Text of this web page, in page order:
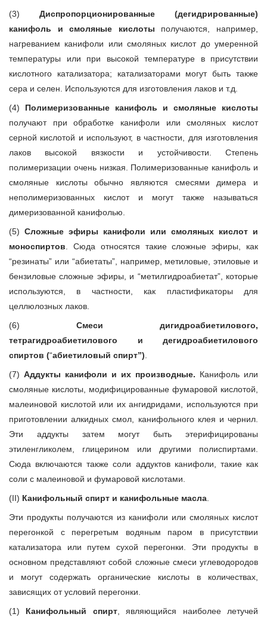
(3) Диспропорционированные (дегидрированные)
канифоль и смоляные кислоты получаются, например,
нагреванием канифоли или смоляных кислот до умеренной
температуры или при высокой температуре в присутствии
кислотного катализатора; катализаторами могут быть также
сера и селен. Используются для изготовления лаков и т.д.
(4) Полимеризованные канифоль и смоляные кислоты
получают при обработке канифоли или смоляных кислот
серной кислотой и используют, в частности, для изготовления
лаков высокой вязкости и устойчивости. Степень
полимеризации очень низкая. Полимеризованные канифоль и
смоляные кислоты обычно являются смесями димера и
неполимеризованных кислот и могут также называться
димеризованной канифолью.
(5) Сложные эфиры канифоли или смоляных кислот и
моноспиртов . Сюда относятся такие сложные эфиры, как
“резинаты” или “абиетаты”, например, метиловые, этиловые и
бензиловые сложные эфиры, и “метилгидроабиетат”, которые
используются, в частности, как пластификаторы для
целлюлозных лаков.
(6) Смеси дигидроабиетилового,
тетрагидроабиетилового и дегидроабиетилового
спиртов (“абиетиловый спирт”)
(7) Аддукты канифоли и их производные. Канифоль или
смоляные кислоты, модифицированные фумаровой кислотой,
малеиновой кислотой или их ангидридами, используются при
приготовлении алкидных смол, канифольного клея и чернил.
Эти аддукты затем могут быть этерифицированы
этиленгликолем, глицерином или другими полиспиртами.
Сюда включаются также соли аддуктов канифоли, такие как
соли с малеиновой и фумаровой кислотами.
(II) Канифольный спирт и канифольные масла
Эти продукты получаются из канифоли или смоляных кислот
перегонкой с перегретым водяным паром в присутствии
катализатора или путем сухой перегонки. Эти продукты в
основном представляют собой сложные смеси углеводородов
и могут содержать органические кислоты в количествах,
зависящих от условий перегонки.
(1) Канифольный спирт, являющийся наиболее летучей